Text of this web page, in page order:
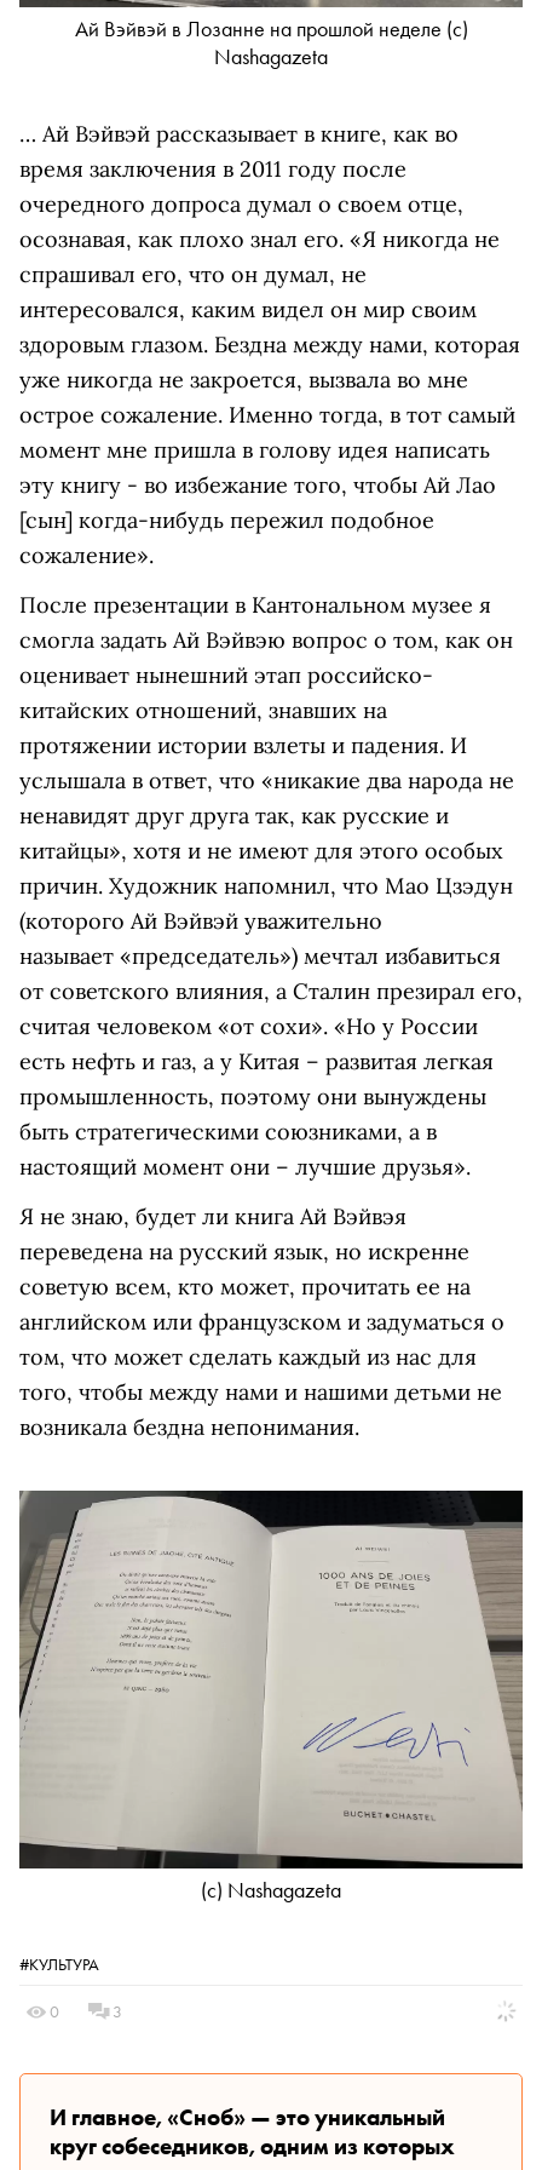
Ай Вэйвэй в Лозанне на прошлой неделе (c)
Nashagazeta
… Ай Вэйвэй рассказывает в книге, как во
время заключения в 2011 году после
очередного допроса думал о своем отце,
осознавая, как плохо знал его. «Я никогда не
спрашивал его, что он думал, не
интересовался, каким видел он мир своим
здоровым глазом. Бездна между нами, которая
уже никогда не закроется, вызвала во мне
острое сожаление. Именно тогда, в тот самый
момент мне пришла в голову идея написать
эту книгу - во избежание того, чтобы Ай Лао
[сын] когда-нибудь пережил подобное
сожаление».
После презентации в Кантональном музее я
смогла задать Ай Вэйвэю вопрос о том, как он
оценивает нынешний этап российско-
китайских отношений, знавших на
протяжении истории взлеты и падения. И
услышала в ответ, что «никакие два народа не
ненавидят друг друга так, как русские и
китайцы», хотя и не имеют для этого особых
причин. Художник напомнил, что Мао Цзэдун
(которого Ай Вэйвэй уважительно
называет «председатель») мечтал избавиться
от советского влияния, а Сталин презирал его,
считая человеком «от сохи». «Но у России
есть нефть и газ, а у Китая – развитая легкая
промышленность, поэтому они вынуждены
быть стратегическими союзниками, а в
настоящий момент они – лучшие друзья».
Я не знаю, будет ли книга Ай Вэйвэя
переведена на русский язык, но искренне
советую всем, кто может, прочитать ее на
английском или французском и задуматься о
том, что может сделать каждый из нас для
того, чтобы между нами и нашими детьми не
возникала бездна непонимания.
(c) Nashagazeta
#КУЛЬТУРА
0 3
И главное, «Сноб» — это уникальный
круг собеседников, одним из которых